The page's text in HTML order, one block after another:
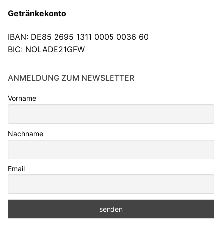
Getränkekonto
IBAN: DE85 2695 1311 0005 0036 60
BIC: NOLADE21GFW
ANMELDUNG ZUM NEWSLETTER
Vorname
Nachname
Email